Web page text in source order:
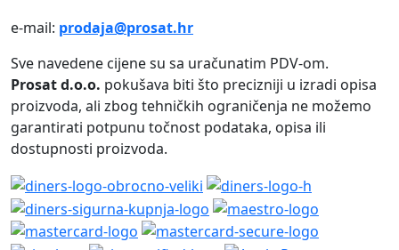
e-mail: prodaja@prosat.hr
Sve navedene cijene su sa uračunatim PDV-om.
Prosat d.o.o. pokušava biti što precizniji u izradi opisa
proizvoda, ali zbog tehničkih ograničenja ne možemo
garantirati potpunu točnost podataka, opisa ili
dostupnosti proizvoda.